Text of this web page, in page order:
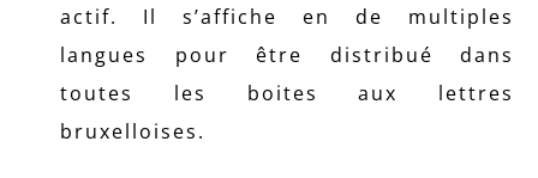
actif. Il s’affiche en de multiples
langues pour être distribué dans
toutes les boites aux lettres
bruxelloises.